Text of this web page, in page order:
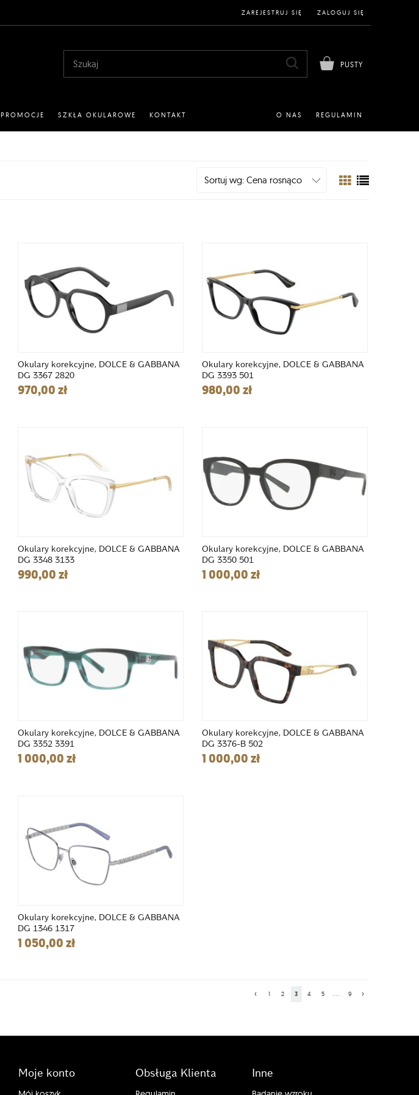
ZAREJESTRUJ SIĘ ZALOGUJ SIĘ
PUSTY
PROMOCJE SZKŁA OKULAROWE KONTAKT REGULAMIN
O NAS
Sortuj wg: Cena rosnąco
Okulary korekcyjne, DOLCE & GABBANA
DG 3367 2820
970,00 zł
Okulary korekcyjne, DOLCE & GABBANA
DG 3393 501
980,00 zł
Okulary korekcyjne, DOLCE & GABBANA
DG 3348 3133
990,00 zł
Okulary korekcyjne, DOLCE & GABBANA
DG 3350 501
1 000,00 zł
Okulary korekcyjne, DOLCE & GABBANA
DG 3352 3391
1 000,00 zł
Okulary korekcyjne, DOLCE & GABBANA
DG 3376-B 502
1 000,00 zł
Okulary korekcyjne, DOLCE & GABBANA
DG 1346 1317
1 050,00 zł
‹ 1 2 3 4 5 ... 9 ›
Moje konto Obsługa Klienta Inne